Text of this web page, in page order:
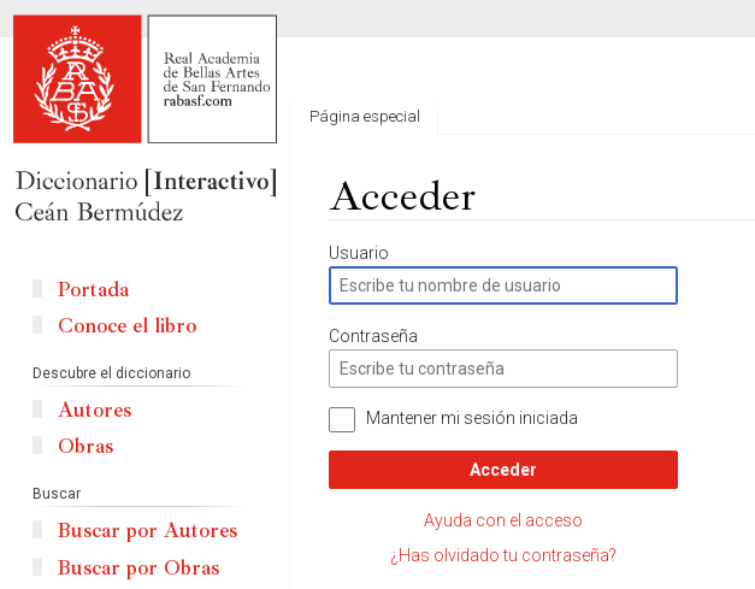
Acceder
Ir
la
navegación
Ir
la
búsqueda
Usuario
Contraseña
Mantener mi sesión iniciada
Acceder
Ayuda con el acceso
¿Has olvidado tu contraseña?
Página especial
Portada
Conoce el libro
Descubre el diccionario
Autores
Obras
Buscar
Buscar por Autores
Buscar por Obras